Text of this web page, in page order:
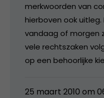
merkwoorden van
hierboven ook
vandaag of morgen
vele rechtszaken
op een behoorlijke
25 maart 2010 om